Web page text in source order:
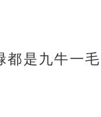
是九牛一